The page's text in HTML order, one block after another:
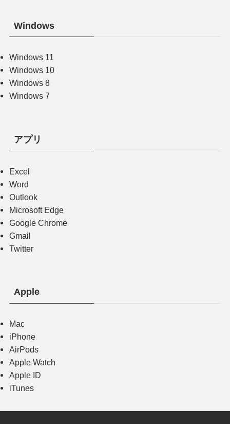
Windows
Windows 11
Windows 10
Windows 8
Windows 7
アプリ
Excel
Word
Outlook
Microsoft Edge
Google Chrome
Gmail
Twitter
Apple
Mac
iPhone
AirPods
Apple Watch
Apple ID
iTunes